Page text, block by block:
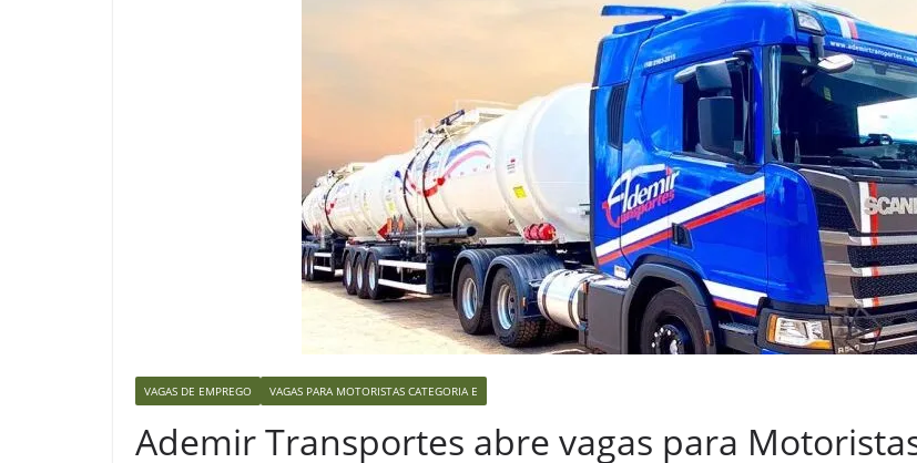
VAGAS DE EMPREGO VAGAS PARA MOTORISTAS CATEGORIA E
Ademir Transportes abre vagas para